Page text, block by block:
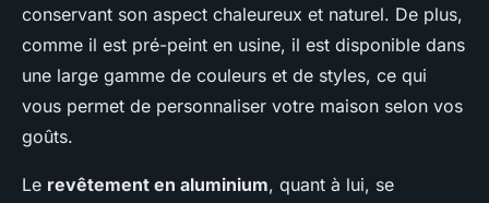
conservant son aspect chaleureux et naturel. De plus,
comme il est pré-peint en usine, il est disponible dans
une large gamme de couleurs et de styles, ce qui
vous permet de personnaliser votre maison selon vos
goûts.
Le revêtement en aluminium, quant à lui, se